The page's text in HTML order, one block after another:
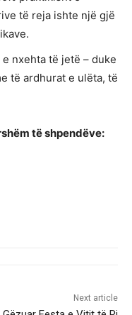
të reja ishte një gjë
nxehta të jetë – duke
të ardhurat e ulëta, të
të shpendëve:
Next article